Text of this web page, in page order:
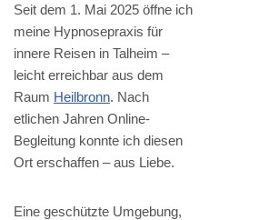
Seit dem 1. Mai 2025 öffne ich
meine Hypnosepraxis für
innere Reisen in Talheim –
leicht erreichbar aus dem
Raum Heilbronn. Nach
etlichen Jahren Online-
Begleitung konnte ich diesen
Ort erschaffen – aus Liebe.
Eine geschützte Umgebung,